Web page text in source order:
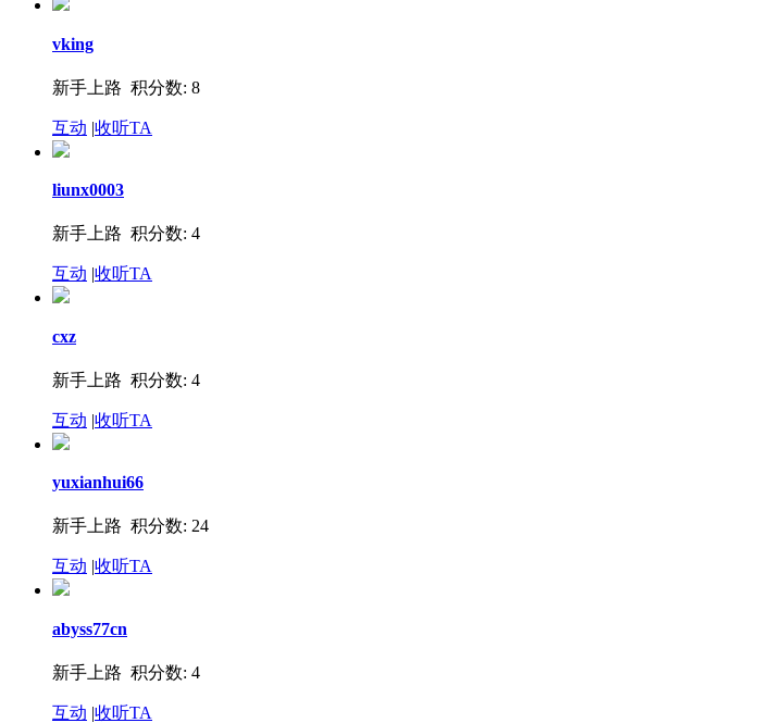
vking
新手上路 积分数: 8
互动 |收听TA
liunx0003
新手上路 积分数: 4
互动 |收听TA
cxz
新手上路 积分数: 4
互动 |收听TA
yuxianhui66
新手上路 积分数: 24
互动 收听TA
abyss77cn
新手上路 积分数: 4
互动 |收听TA